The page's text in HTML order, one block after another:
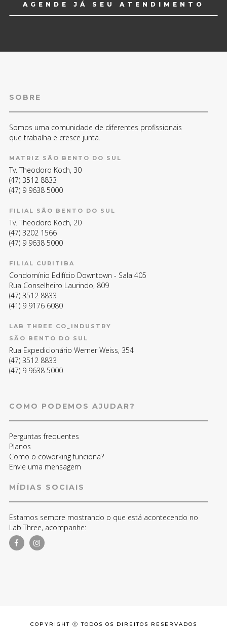
AGENDE JÁ SEU ATENDIMENTO
SOBRE
Somos uma comunidade de diferentes profissionais
que trabalha e cresce junta.
MATRIZ SÃO BENTO DO SUL
Tv. Theodoro Koch, 30
(47) 3512 8833
(47) 9 9638 5000
FILIAL SÃO BENTO DO SUL
Tv. Theodoro Koch, 20
(47) 3202 1566
(47) 9 9638 5000
FILIAL CURITIBA
Condomínio Edifício Downtown - Sala 405
Rua Conselheiro Laurindo, 809
(47) 3512 8833
(41) 9 9176 6080
LAB THREE CO_INDUSTRY
SÃO BENTO DO SUL
Rua Expedicionário Werner Weiss, 354
(47) 3512 8833
(47) 9 9638 5000
COMO PODEMOS AJUDAR?
Perguntas frequentes
Planos
Como o coworking funciona?
Envie uma mensagem
MÍDIAS SOCIAIS
Estamos sempre mostrando o que está acontecendo no
Lab Three, acompanhe:
COPYRIGHT Ⓒ TODOS OS DIREITOS RESERVADOS